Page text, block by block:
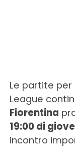
Le partite
League
Fiorentina
19:00 di
incontro